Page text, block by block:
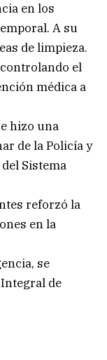
en los
A su
de limpieza.
el
médica a
hizo una
de la Policía y
Sistema
reforzó la
en la
se
de